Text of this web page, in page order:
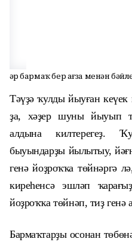
Һәр бармаҡ бер ағза менән
Тәүҙә ҡулды йыуған
ҙа, хәҙер шуны йыуып
алдына
быуындарҙы йылытыу,
генә йоҙроҡҡа төйнәргә
киреһенсә эшләп
йоҙроҡҡа төйнәп, тиҙ генә
Бармаҡтарҙы осонан